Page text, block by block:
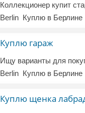
Коллекционер купит
Berlin Куплю в Берлине
Куплю гараж
Berlin Куплю в Берлине
Куплю щенка